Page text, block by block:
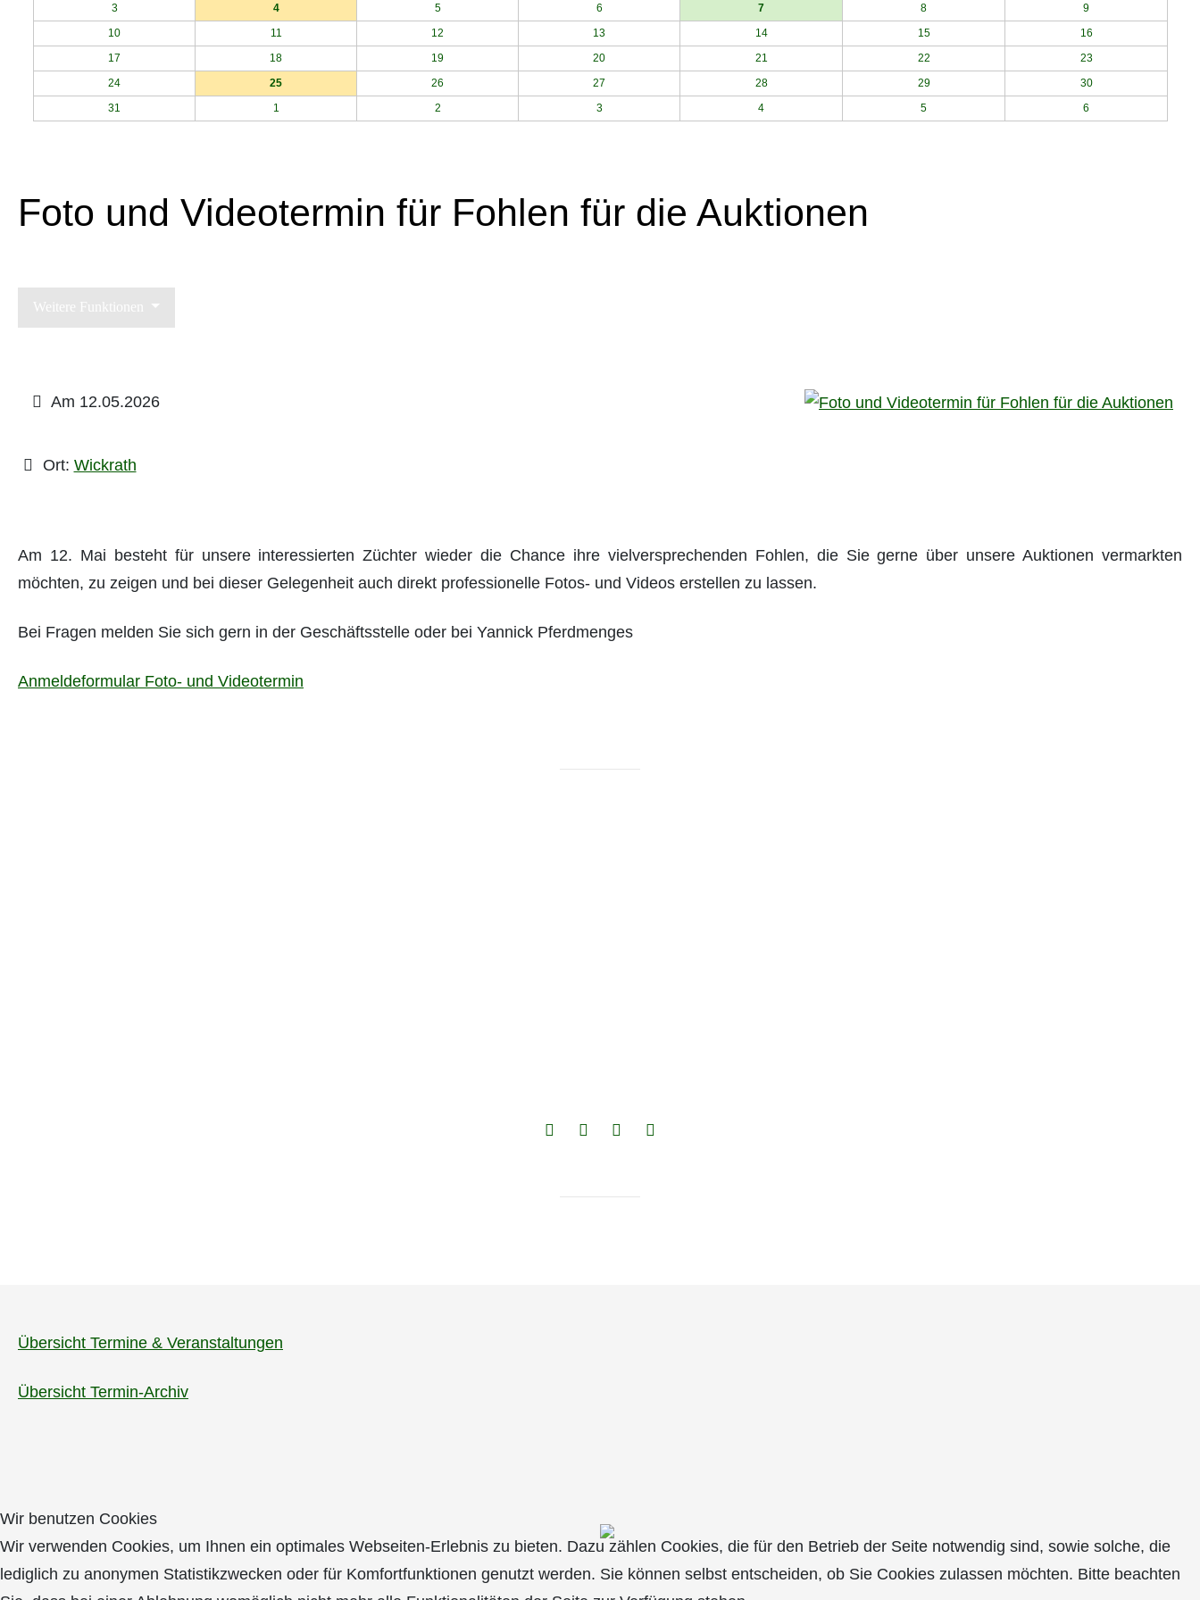
3
4 5 6 7 8
9
10
11 12 13 14 15
16
17
18 19 20 21 22
23
24
25 26 27 28 29
30
31
1 2 3 4 5 6
Foto und Videotermin für Fohlen für die Auktionen
Weitere Funktionen
Am 12.05.2026
Ort: Wickrath
Am 12. Mai besteht für unsere interessierten Züchter wieder die Chance ihre vielversprechenden Fohlen, die Sie gerne über unsere Auktionen vermarkten
möchten, zu zeigen und bei dieser Gelegenheit auch direkt professionelle Fotos- und Videos erstellen zu lassen.
Bei Fragen melden Sie sich gern in der Geschäftsstelle oder bei Yannick Pferdmenges
Anmeldeformular Foto- und Videotermin
Übersicht Termine & Veranstaltungen
Übersicht Termin-Archiv
Wir benutzen Cookies
Wir verwenden Cookies, um Ihnen ein optimales Webseiten-Erlebnis zu bieten. Dazu zählen Cookies, die für den Betrieb der Seite notwendig sind, sowie solche, die
lediglich zu anonymen Statistikzwecken oder für Komfortfunktionen genutzt werden. Sie können selbst entscheiden, ob Sie Cookies zulassen möchten. Bitte beachten